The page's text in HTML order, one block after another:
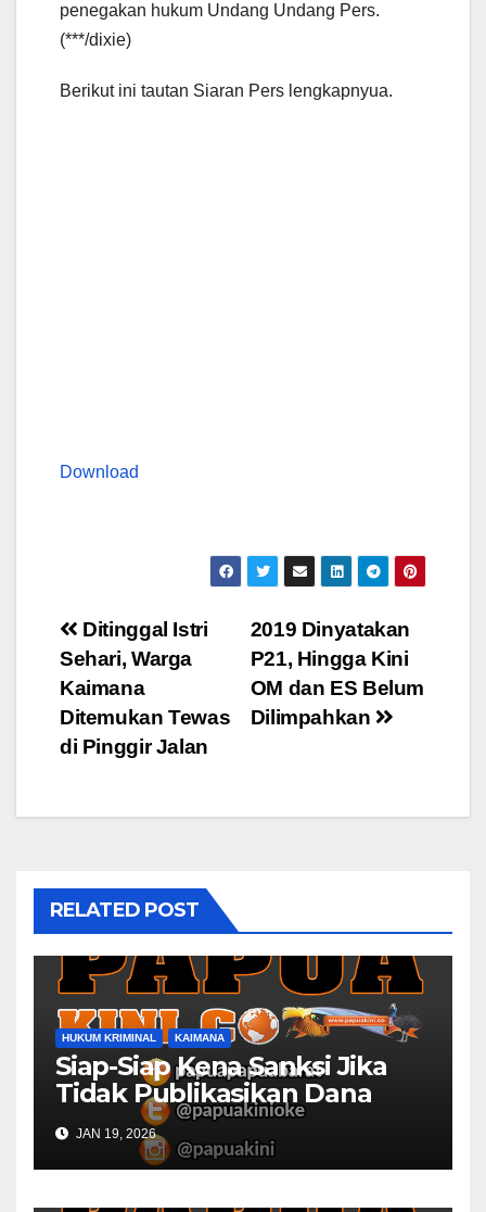
penegakan hukum Undang Undang Pers.
(***/dixie)
Berikut ini tautan Siaran Pers lengkapnyua.
Download
Post
navigation
2019 Dinyatakan
P21, Hingga Kini
OM dan ES Belum
Dilimpahkan
Ditinggal Istri
Sehari, Warga
Kaimana
Ditemukan Tewas
di Pinggir Jalan
RELATED POST
HUKUM KRIMINAL KAIMANA
Siap-Siap Kena Sanksi Jika
Tidak Publikasikan Dana
Desa
JAN 19, 2026